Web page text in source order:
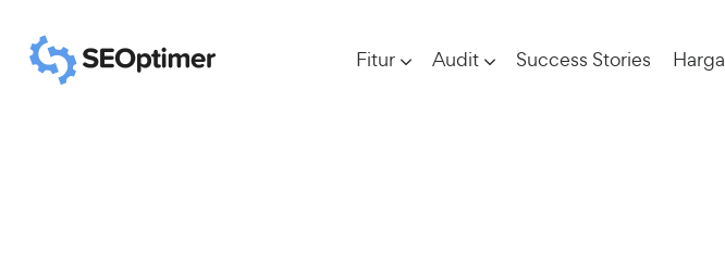
Fitur Audit Success Stories Harga